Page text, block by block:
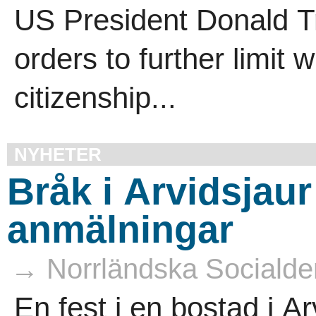
US President Donald
orders to further limit
citizenship...
NYHETER
Bråk i
anmälningar
→ Norrländska
En fest i en bostad i